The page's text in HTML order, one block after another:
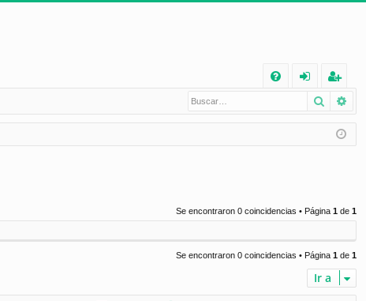
Q
nt
ifi
e
eg
ist
ra
Buscar
Se encontraron 0 coincidencias • Página 1 de 1
Se encontraron 0 coincidencias • Página 1 de 1
Ir a